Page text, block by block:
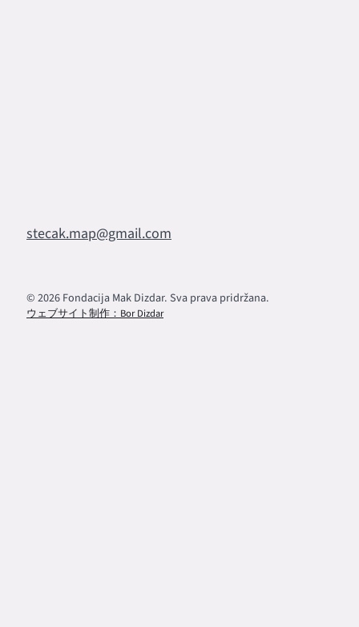
© 2026 Fondacija Mak Dizdar. Sva prava pridržana.
ウェブサイト制作：Bor Dizdar
stecak.map@gmail.com